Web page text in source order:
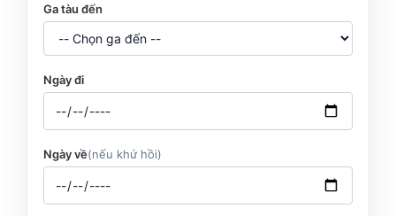
Ga tàu đến
Ngày đi
Ngày về(nếu khứ hồi)